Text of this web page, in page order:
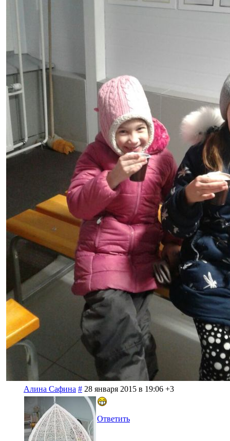
Алина Сафина # 28 января 2015 в 19:06 +3
Ответить